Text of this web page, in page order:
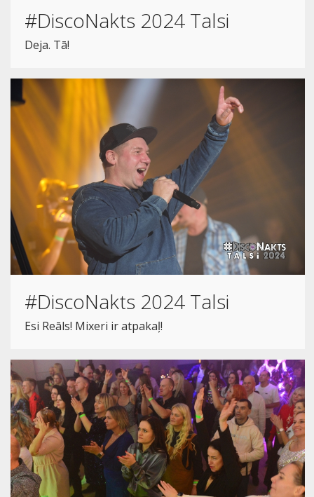
#DiscoNakts 2024 Talsi
Deja. Tā!
#DiscoNakts 2024 Talsi
Esi Reāls! Mixeri ir atpakaļ!